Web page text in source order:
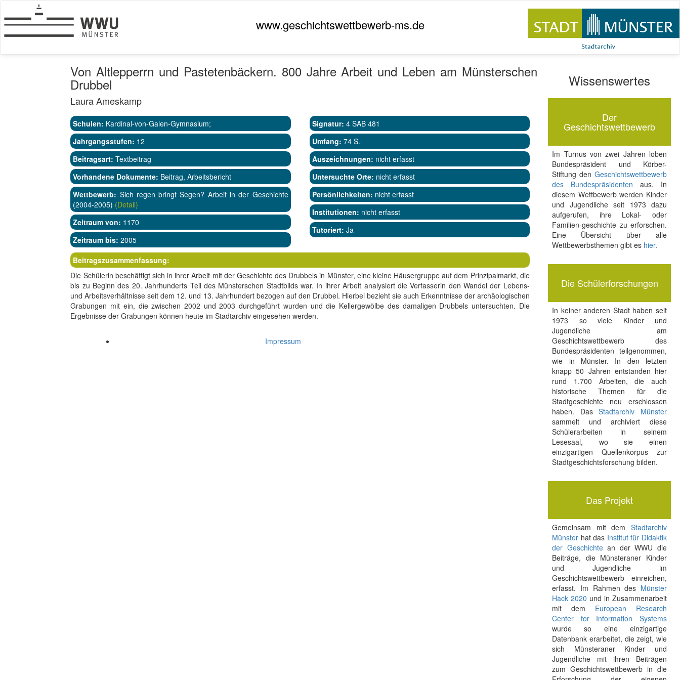
www.geschichtswettbewerb-ms.de
Von Altlepperrn und Pastetenbäckern. 800 Jahre Arbeit und Leben am Münsterschen
Drubbel
Laura Ameskamp
Schulen: Kardinal-von-Galen-Gymnasium;
Jahrgangsstufen: 12
Beitragsart: Textbeitrag
Vorhandene Dokumente: Beitrag, Arbeitsbericht
Wettbewerb: Sich regen bringt Segen? Arbeit in der Geschichte
(2004-2005) (Detail)
Zeitraum von: 1170
Zeitraum bis: 2005
Signatur: 4 SAB 481
Umfang: 74 S.
Auszeichnungen: nicht erfasst
Untersuchte Orte: nicht erfasst
Persönlichkeiten: nicht erfasst
Institutionen: nicht erfasst
Tutoriert: Ja
Beitragszusammenfassung:
Die Schülerin beschäftigt sich in ihrer Arbeit mit der Geschichte des Drubbels in Münster, eine kleine Häusergruppe auf dem Prinzipalmarkt, die
bis zu Beginn des 20. Jahrhunderts Teil des Münsterschen Stadtbilds war. In ihrer Arbeit analysiert die Verfasserin den Wandel der Lebens-
und Arbeitsverhältnisse seit dem 12. und 13. Jahrhundert bezogen auf den Drubbel. Hierbei bezieht sie auch Erkenntnisse der archäologischen
Grabungen mit ein, die zwischen 2002 und 2003 durchgeführt wurden und die Kellergewölbe des damaligen Drubbels untersuchten. Die
Ergebnisse der Grabungen können heute im Stadtarchiv eingesehen werden.
Wissenswertes
Der
Geschichtswettbewerb
Im Turnus von zwei Jahren loben
Bundespräsident und Körber-
Stiftung den Geschichtswettbewerb
des Bundespräsidenten aus. In
diesem Wettbewerb werden Kinder
und Jugendliche seit 1973 dazu
aufgerufen, ihre Lokal- oder
Familien-geschichte zu erforschen.
Eine Übersicht über alle
Wettbewerbsthemen gibt es hier.
Die Schülerforschungen
In keiner anderen Stadt haben seit
1973 so viele Kinder und
Jugendliche am
Geschichtswettbewerb des
Bundespräsidenten teilgenommen,
wie in Münster. In den letzten
knapp 50 Jahren entstanden hier
rund 1.700 Arbeiten, die auch
historische Themen für die
Stadtgeschichte neu erschlossen
haben. DasStadtarchiv Münster
sammelt und archiviert diese
Schülerarbeiten in seinem
Lesesaal, wo sie einen
einzigartigen Quellenkorpus zur
Stadtgeschichtsforschung bilden.
Das Projekt
Gemeinsam mit dem Stadtarchiv
Münster hat das Institut für Didaktik
der Geschichtean der WWU die
Beiträge, die Münsteraner Kinder
und Jugendliche im
Geschichtswettbewerb einreichen,
erfasst. Im Rahmen des Münster
Hack 2020 und in Zusammenarbeit
mit dem European Research
Center for Information Systems
wurde so eine einzigartige
Datenbank erarbeitet, die zeigt, wie
sich Münsteraner Kinder und
Jugendliche mit ihren Beiträgen
zum Geschichtswettbewerb in die
Impressum